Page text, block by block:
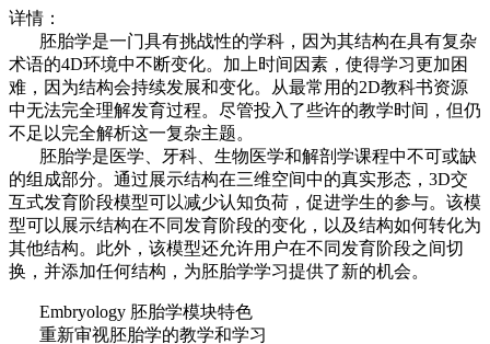
详情：
胚胎学是一门具有挑战性的学科，因为其结构在具有复杂
术语的4D环境中不断变化。加上时间因素，使得学习更加困
难，因为结构会持续发展和变化。从最常用的2D教科书资源
中无法完全理解发育过程。尽管投入了些许的教学时间，但仍
不足以完全解析这一复杂主题。
胚胎学是医学、牙科、生物医学和解剖学课程中不可或缺
的组成部分。通过展示结构在三维空间中的真实形态，3D交
互式发育阶段模型可以减少认知负荷，促进学生的参与。该模
型可以展示结构在不同发育阶段的变化，以及结构如何转化为
其他结构。此外，该模型还允许用户在不同发育阶段之间切
换，并添加任何结构，为胚胎学学习提供了新的机会。
Embryology 胚胎学模块特色
重新审视胚胎学的教学和学习